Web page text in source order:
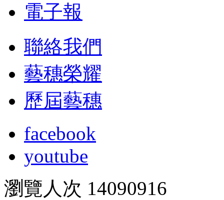
電子報
聯絡我們
藝穗榮耀
歷屆藝穗
facebook
youtube
瀏覽人次 14090916